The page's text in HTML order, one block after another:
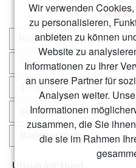
Wir verwenden
zu personalisieren,
anbieten zu können
Website zu
Informationen zu Ihrer
an unsere Partner für
Analysen weiter.
Informationen
zusammen, die Sie
die sie im Rahmen
Pollack in ganz
Techniken ermöglichen das
Köhlern. Selbst der seltene
den Haken. Hier sind einige
faszinierende Gegend:
Geografie:
Møre og Romsdal ist
beeindruckenden Fjorde wie
Hjørundfjord, die zum
schroffen, von Gletschern
Wasserstraßen machen diese
deine
Urlaub mit Hund